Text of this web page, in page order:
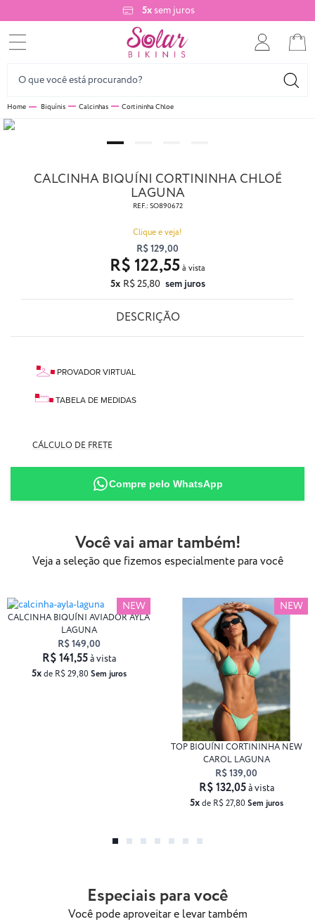
5xsem juros
Biquínis Calcinhas Cortininha Chloe
CALCINHA BIQUÍNI CORTININHA CHLOÉ
LAGUNA
REF.: SO890672
Clique e veja!
R$ 129,00
5x R$ 25,80 sem juros
R$ 122,55
DESCRIÇÃO
13% Elastano
PROVADOR VIRTUAL
TABELA DE MEDIDAS
CÁLCULO DE FRETE
Compre pelo WhatsApp
Você vai amar também!
Veja a seleção que fizemos especialmente para você
NEW
CALCINHA BIQUÍNI AVIADOR AYLA
LAGUNA
R$ 149,00
5xde R$ 29,80 Sem juros
R$ 141,55à vista
NEW
TOP BIQUÍNI CORTININHA NEW
CAROL LAGUNA
R$ 139,00
5xde R$ 27,80 Sem juros
R$ 132,05à vista
Especiais para você
Você pode aproveitar e levar também